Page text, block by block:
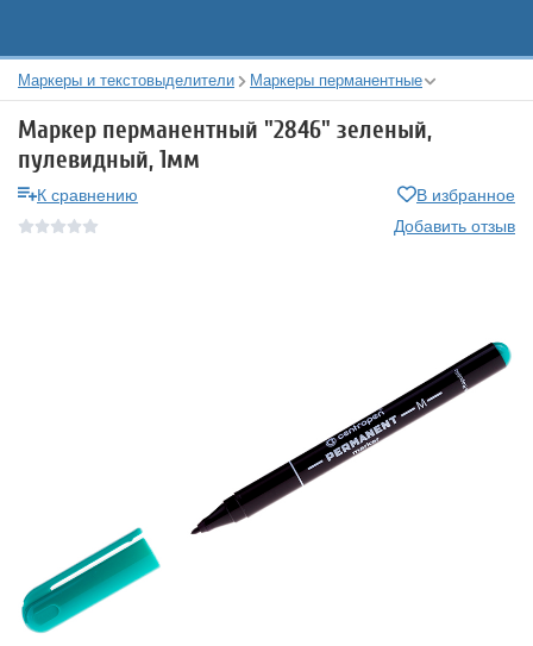
Маркеры и текстовыделители Маркеры перманентные
Маркер перманентный "2846" зеленый,
пулевидный, 1мм
К сравнению
В избранное
Добавить отзыв